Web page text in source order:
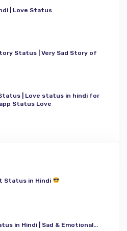
| Love Status
Status | Very Sad Story of
| Love status in hindi for
Status Love
Status in Hindi
in Hindi | Sad & Emotional...